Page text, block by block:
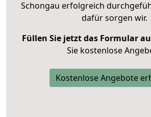
Schongau erfolgreich
dafür sorgen wir.
Füllen Sie jetzt das Formular
Sie kostenlose
Kostenlose Angebote